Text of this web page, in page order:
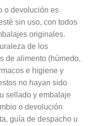
o devolución es
sin uso, con todos
originales.
de los
de alimento (húmedo,
e higiene y
no hayan sido
sellado y embalaje
o devolución
guía de despacho u